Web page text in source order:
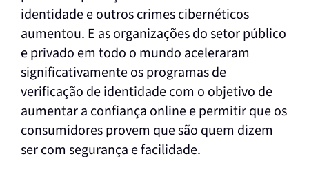
identidade e outros crimes cibernéticos
aumentou. E as organizações do setor público
e privado em todo o mundo aceleraram
significativamente os programas de
verificação de identidade com o objetivo de
aumentar a confiança online e permitir que os
consumidores provem que são quem dizem
ser com segurança e facilidade.